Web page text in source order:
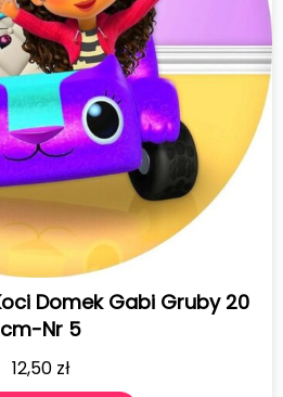
Domek Gabi Gruby 20
cm-Nr 5
12,50 zł